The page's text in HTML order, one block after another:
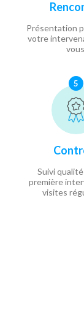
Présentation
votre
5
Suivi
première
visites